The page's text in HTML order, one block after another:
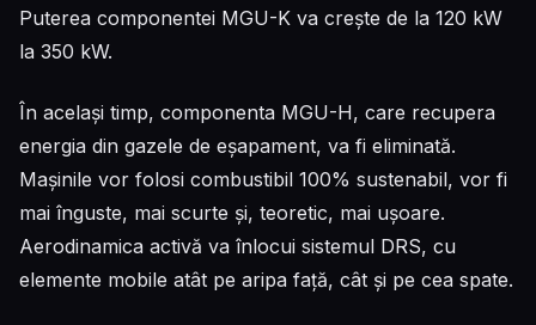
Puterea componentei MGU-K va crește de la 120 kW
la 350 kW.
În același timp, componenta MGU-H, care recupera
energia din gazele de eșapament, va fi eliminată.
Mașinile vor folosi combustibil 100% sustenabil, vor fi
mai înguste, mai scurte și, teoretic, mai ușoare.
Aerodinamica activă va înlocui sistemul DRS, cu
elemente mobile atât pe aripa față, cât și pe cea spate.